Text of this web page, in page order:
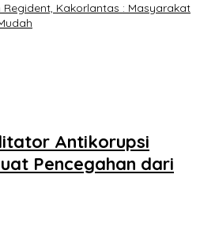
Regident, Kakorlantas : Masyarakat
Antikorupsi
Pencegahan dari